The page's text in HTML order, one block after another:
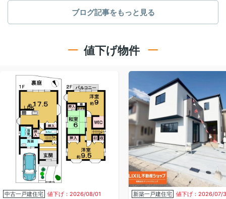
ブログ記事をもっと見る
値下げ物件
中古一戸建住宅 値下げ：2026/08/01 新築一戸建住宅 値下げ：2026/07/